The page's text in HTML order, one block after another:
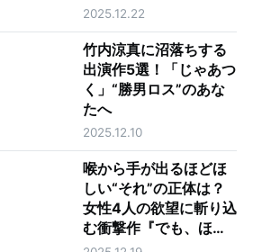
Princess』最終回レビ
ュー
2025.12.22
竹内涼真に沼落ちする
出演作5選！「じゃあつ
く」“勝男ロス”のあな
たへ
2025.12.10
喉から手が出るほどほ
しい“それ”の正体は？
女性4人の欲望に斬り込
む衝撃作『でも、ほし
い』山下紘加インタビ